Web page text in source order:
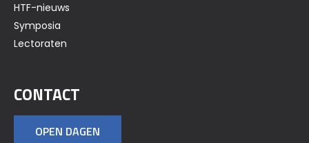
HTF-nieuws
Symposia
Lectoraten
CONTACT
OPEN DAGEN